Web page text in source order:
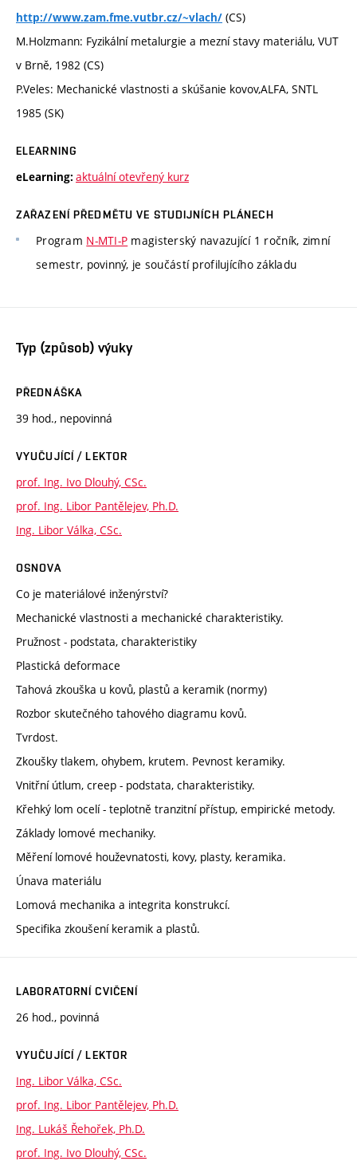
http://www.zam.fme.vutbr.cz/~vlach/ (CS)
M.Holzmann: Fyzikální metalurgie a mezní stavy materiálu, VUT
v Brně, 1982 (CS)
P.Veles: Mechanické vlastnosti a skúšanie kovov,ALFA, SNTL
1985 (SK)
ELEARNING
eLearning: aktuální otevřený kurz
ZAŘAZENÍ PŘEDMĚTU VE STUDIJNÍCH PLÁNECH
Program N-MTI-P magisterský navazující 1 ročník, zimní
semestr, povinný, je součástí profilujícího základu
Typ (způsob) výuky
PŘEDNÁŠKA
39 hod., nepovinná
VYUČUJÍCÍ / LEKTOR
prof. Ing. Ivo Dlouhý, CSc.
prof. Ing. Libor Pantělejev, Ph.D.
Ing. Libor Válka, CSc.
OSNOVA
Co je materiálové inženýrství?
Mechanické vlastnosti a mechanické charakteristiky.
Pružnost - podstata, charakteristiky
Plastická deformace
Tahová zkouška u kovů, plastů a keramik (normy)
Rozbor skutečného tahového diagramu kovů.
Tvrdost.
Zkoušky tlakem, ohybem, krutem. Pevnost keramiky.
Vnitřní útlum, creep - podstata, charakteristiky.
Křehký lom ocelí - teplotně tranzitní přístup, empirické metody.
Základy lomové mechaniky.
Měření lomové houževnatosti, kovy, plasty, keramika.
Únava materiálu
Lomová mechanika a integrita konstrukcí.
Specifika zkoušení keramik a plastů.
LABORATORNÍ CVIČENÍ
26 hod., povinná
VYUČUJÍCÍ / LEKTOR
Ing. Libor Válka, CSc.
prof. Ing. Libor Pantělejev, Ph.D.
Ing. Lukáš Řehořek, Ph.D.
prof. Ing. Ivo Dlouhý, CSc.